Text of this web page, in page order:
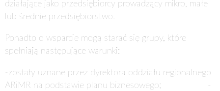
działające jako przedsiębiorcy prowadzący mikro, małe
lub średnie przedsiębiorstwo.
Ponadto o wsparcie mogą starać się grupy, które
spełniają następujące warunki:
-zostały uznane przez dyrektora oddziału regionalnego
ARiMR na podstawie planu biznesowego; -